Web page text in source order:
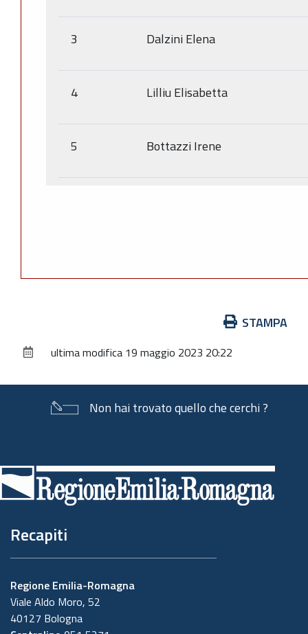
3 Dalzini Elena
4 Lilliu Elisabetta
5 Bottazzi Irene
documento
STAMPA
ultima modifica 19 maggio 2023 20:22
Non hai trovato quello che cerchi ?
di
pagina
Recapiti
Regione Emilia-Romagna
Viale Aldo Moro, 52
40127 Bologna